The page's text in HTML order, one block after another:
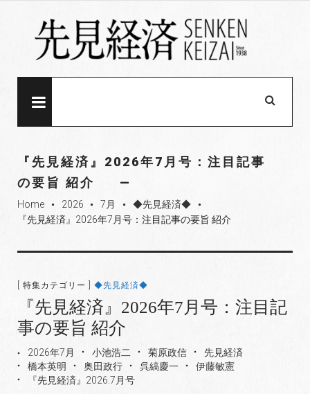
『先見経済』2026年7月号：注目記事
の要旨 紹介
Home fiber_manual_record 2026 fiber_manual_record 7月 fiber_manual_record ◆先見経済◆ fiber_manual_record
『先見経済』2026年7月号：注目記事の要旨 紹介
[ 特集カテゴリー ] ◆先見経済◆
『先見経済』2026年7月号：注目記
事の要旨 紹介
2026年7月 小池浩二 菊原政信
先見経済
橋本英明
奥田政行 呉縞慶一
伊藤敏憲
『先見経済』2026.7月号